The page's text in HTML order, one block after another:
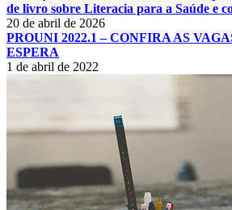
de livro sobre Literacia para a Saúde e
20 de abril de 2026
PROUNI 2022.1 – CONFIRA AS
ESPERA
1 de abril de 2022